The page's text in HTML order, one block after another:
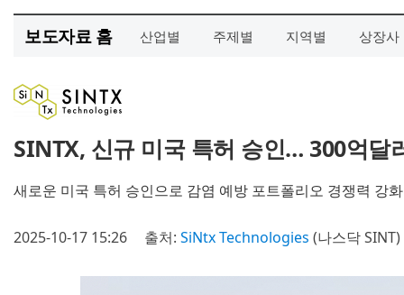
보도자료 홈 산업별 주제별 지역별 상장사
SINTX, 신규 미국 특허 승인… 300억달
새로운 미국 특허 승인으로 감염 예방 포트폴리오 경쟁력 강
2025-10-17 15:26 출처: SiNtx Technologies (나스닥 SINT)